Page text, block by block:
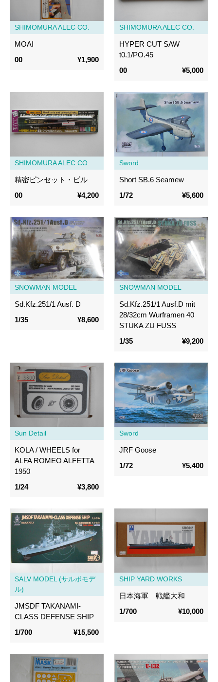
SHIMOMURA ALEC CO.
MOAI
00
¥1,900
SHIMOMURA ALEC CO.
HYPER CUT SAW
t0.1/PO.45
00
¥5,000
SHIMOMURA ALEC CO.
精密ピンセット・ビル
00
¥4,200
Sword
Short SB.6 Seamew
1/72
¥5,600
SNOWMAN MODEL
Sd.Kfz.251/1 Ausf. D
1/35
¥8,600
SNOWMAN MODEL
Sd.Kfz.251/1 Ausf.D mit
28/32cm Wurframen 40
STUKA ZU FUSS
1/35
¥9,200
Sun Detail
KOLA / WHEELS for
ALFA ROMEO ALFETTA
1950
1/24
¥3,800
Sword
JRF Goose
1/72
¥5,400
SALV MODEL (サルボモデ
ル)
JMSDF TAKANAMI-
CLASS DEFENSE SHIP
1/700
¥15,500
SHIP YARD WORKS
日本海軍 戦艦大和
1/700
¥10,000